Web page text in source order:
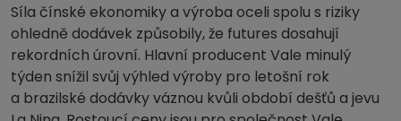
Síla čínské ekonomiky a výroba oceli spolu s riziky
ohledně dodávek způsobily, že futures dosahují
rekordních úrovní. Hlavní producent Vale minulý
týden snížil svůj výhled výroby pro letošní rok
a brazilské dodávky váznou kvůli období dešťů a jevu